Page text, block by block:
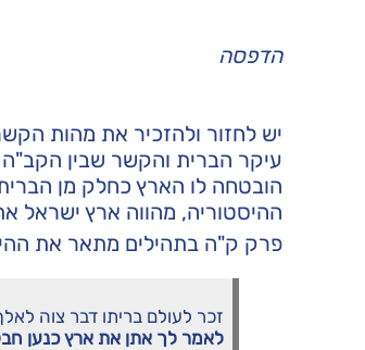
הדפסה
יש לחזור ולהזכיר את מהות
עיקר הברית והקשר שבין
הובטחה לו הארץ כחלק מן
ההיסטוריה, מהווה ארץ ישראל
פרק ק"ה בתהילים מתאר את
זכר לעולם בריתו דבר צוה
לאמר לך אתן את ארץ כנען